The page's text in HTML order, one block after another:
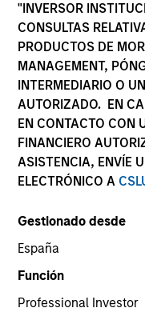
"INVERSOR
CONSULTAS
PRODUCTOS DE
MANAGEMENT,
INTERMEDIARIO O
AUTORIZADO. EN
EN CONTACTO CON
FINANCIERO
ASISTENCIA, ENVÍE
ELECTRÓNICO A
Gestionado desde
España
Función
Professional Investor
Financial
Personalized
Indexing
Parametric
one of Financial